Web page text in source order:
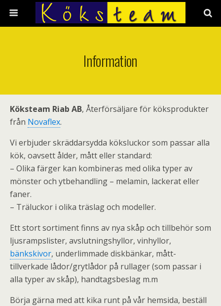
Information
Köksteam Riab AB, Återförsäljare för köksprodukter
från Novaflex.
Vi erbjuder skräddarsydda köksluckor som passar alla
kök, oavsett ålder, mått eller standard:
– Olika färger kan kombineras med olika typer av
mönster och ytbehandling – melamin, lackerat eller
faner.
– Träluckor i olika träslag och modeller.
Ett stort sortiment finns av nya skåp och tillbehör som
ljusrampslister, avslutningshyllor, vinhyllor,
bänkskivor, underlimmade diskbänkar, mått-
tillverkade lådor/grytlådor på rullager (som passar i
alla typer av skåp), handtagsbeslag m.m
Börja gärna med att kika runt på vår hemsida, beställ